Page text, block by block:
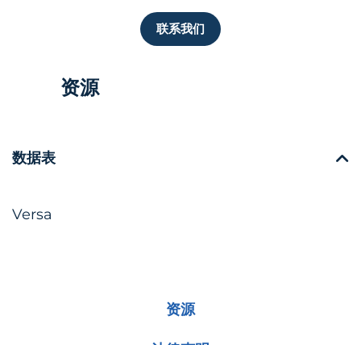
联系我们
资源
数据表
Versa
资源